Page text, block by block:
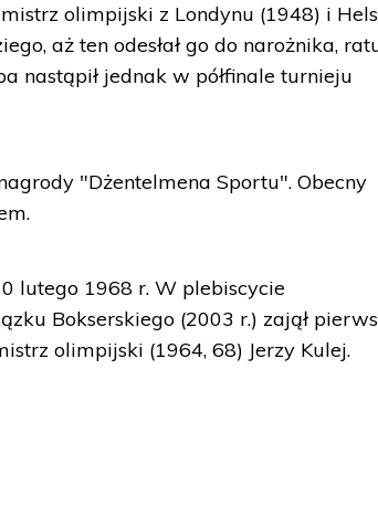
olimpijski z Londynu (1948) i
aż ten odesłał go do narożnika,
nastąpił jednak w półfinale turnieju
"Dżentelmena Sportu". Obecny
lutego 1968 r. W plebiscycie
Bokserskiego (2003 r.) zajął
olimpijski (1964, 68) Jerzy Kulej.